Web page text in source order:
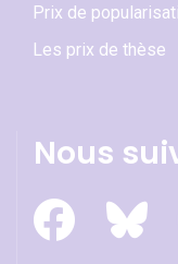
Prix de
Les prix de thèse
Nous